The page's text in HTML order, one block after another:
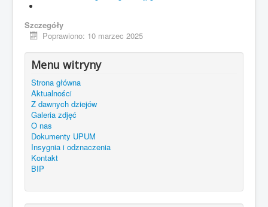
Szczegóły
Poprawiono: 10 marzec 2025
Menu witryny
Strona główna
Aktualności
Z dawnych dziejów
Galeria zdjęć
O nas
Dokumenty UPUM
Insygnia i odznaczenia
Kontakt
BIP